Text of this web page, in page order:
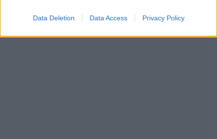
Data Deletion Data Access Privacy Policy